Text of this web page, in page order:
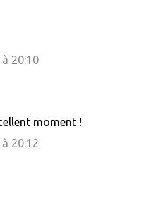
20:10
moment !
20:12